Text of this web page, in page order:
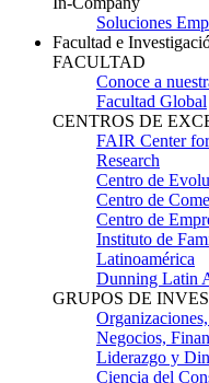
Soluciones
Facultad e
FACULTAD
Conoce a
Facultad Global
CENTROS DE
FAIR Center
Research
Centro de
Centro de
Centro de
Instituto de
Latinoamérica
Dunning Latin
GRUPOS DE
Negocios,
Liderazgo y
Ciencia del